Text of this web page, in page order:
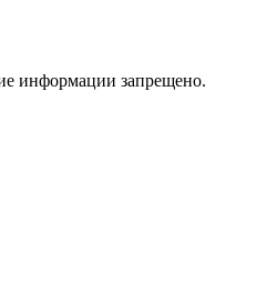
информации запрещено.